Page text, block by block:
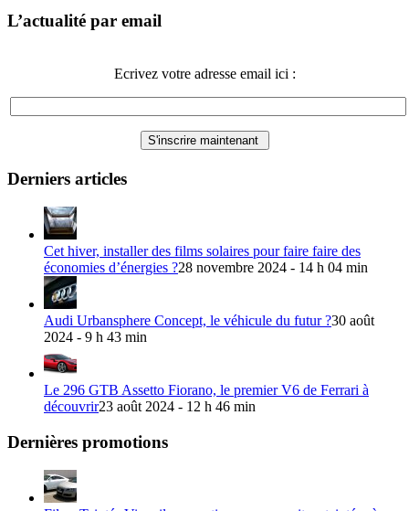
L’actualité par email
Ecrivez votre adresse email ici :
Derniers articles
Cet hiver, installer des films solaires pour faire faire des
économies d’énergies ?28 novembre 2024 - 14 h 04 min
Audi Urbansphere Concept, le véhicule du futur ?30 août
2024 - 9 h 43 min
Le 296 GTB Assetto Fiorano, le premier V6 de Ferrari à
découvrir23 août 2024 - 12 h 46 min
Dernières promotions